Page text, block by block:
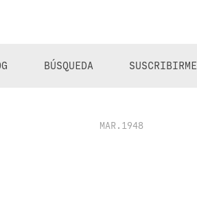
BÚSQUEDA SUSCRIBIRME
MAR.1948